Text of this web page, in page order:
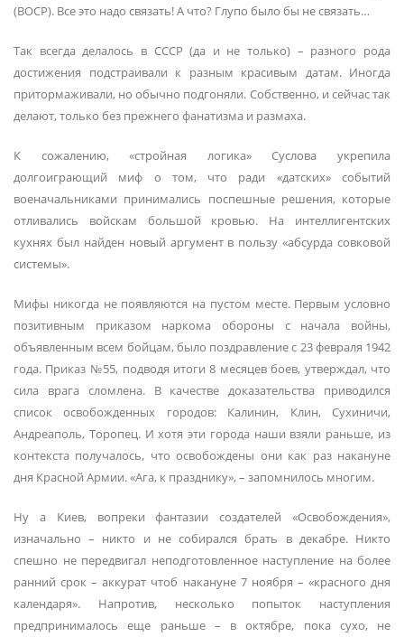
(ВОСР). Все это надо связать! А что? Глупо было бы не связать…
Так всегда делалось в СССР (да и не только) – разного рода
достижения подстраивали к разным красивым датам. Иногда
притормаживали, но обычно подгоняли. Собственно, и сейчас так
делают, только без прежнего фанатизма и размаха.
К сожалению, «стройная логика» Суслова укрепила
долгоиграющий миф о том, что ради «датских» событий
военачальниками принимались поспешные решения, которые
отливались войскам большой кровью. На интеллигентских
кухнях был найден новый аргумент в пользу «абсурда совковой
системы».
Мифы никогда не появляются на пустом месте. Первым условно
позитивным приказом наркома обороны с начала войны,
объявленным всем бойцам, было поздравление с 23 февраля 1942
года. Приказ №55, подводя итоги 8 месяцев боев, утверждал, что
сила врага сломлена. В качестве доказательства приводился
список освобожденных городов: Калинин, Клин, Сухиничи,
Андреаполь, Торопец. И хотя эти города наши взяли раньше, из
контекста получалось, что освобождены они как раз накануне
дня Красной Армии. «Ага, к празднику», – запомнилось многим.
Ну а Киев, вопреки фантазии создателей «Освобождения»,
изначально – никто и не собирался брать в декабре. Никто
спешно не передвигал неподготовленное наступление на более
ранний срок – аккурат чтоб накануне 7 ноября – «красного дня
календаря». Напротив, несколько попыток наступления
предпринималось еще раньше – в октябре, пока сухо, не